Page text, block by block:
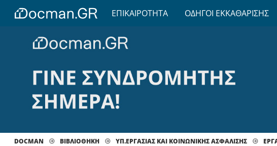
ΕΠΙΚΑΙΡΟΤΗΤΑ ΟΔΗΓΟΙ ΕΚΚΑΘΑΡΙΣΗΣ
DOCMAN ΒΙΒΛΙΟΘΗΚΗ ΥΠ.ΕΡΓΑΣΙΑΣ ΚΑΙ ΚΟΙΝΩΝΙΚΗΣ ΑΣΦΑΛΙΣΗΣ